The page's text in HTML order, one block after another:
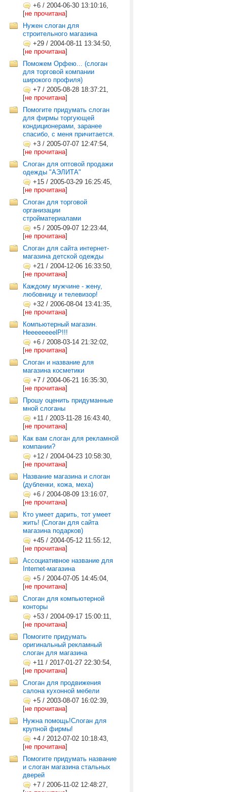
+6 / 2004-06-30 13:10:16,
[не прочитана]
Нужен слоган для
строительного магазина
+29 / 2004-08-11 13:34:50,
[не прочитана]
Поможем Орфею... (слоган
для торговой компании
широкого профиля)
+7 / 2005-08-28 18:37:21,
[не прочитана]
Помогите придумать слоган
для фирмы торгующей
кондиционерами, заранее
спасибо, с меня причитается.
+3 / 2005-07-07 12:47:54,
[не прочитана]
Слоган для оптовой продажи
одежды "АЭЛИТА"
+15 / 2005-03-29 16:25:45,
[не прочитана]
Слоган для торговой
организации
стройматериалами
+5 / 2005-09-07 12:23:44,
[не прочитана]
Слоган для сайта интернет-
магазина детской одежды
+21 / 2004-12-06 16:33:50,
[не прочитана]
Каждому мужчине - жену,
любовницу и телевизор!
+32 / 2006-08-04 13:41:35,
[не прочитана]
Компьютерный магазин.
HeeeeeeeelP!!!
+6 / 2008-03-14 21:32:02,
[не прочитана]
Слоган и название для
магазина косметики
+7 / 2004-06-21 16:35:30,
[не прочитана]
Прошу оценить придуманные
мной слоганы
+11 / 2003-11-28 16:43:40,
[не прочитана]
Как вам слоган для рекламной
компании?
+12 / 2004-04-23 10:58:30,
[не прочитана]
Название магазина и слоган
(дубленки, кожа, меха)
+6 / 2004-08-09 13:16:07,
[не прочитана]
Кто умеет дарить, тот умеет
жить! (Слоган для сайта
магазина подарков)
+45 / 2004-05-12 11:55:12,
[не прочитана]
Ассоциативное название для
Internet-магазина
+5 / 2004-07-05 14:45:04,
[не прочитана]
Слоган для компьютерной
конторы
+53 / 2004-09-17 15:00:11,
[не прочитана]
Помогите придумать
оригинальный рекламный
слоган для магазина
+11 / 2017-01-27 22:30:54,
[не прочитана]
Слоган для продвижения
салона кухонной мебели
+5 / 2003-08-07 16:02:39,
[не прочитана]
Нужна помощь!Слоган для
крупной фирмы!
+4 / 2012-07-02 10:18:43,
[не прочитана]
Помогите придумать название
и слоган магазина стальных
дверей
+7 / 2006-11-02 12:48:27,